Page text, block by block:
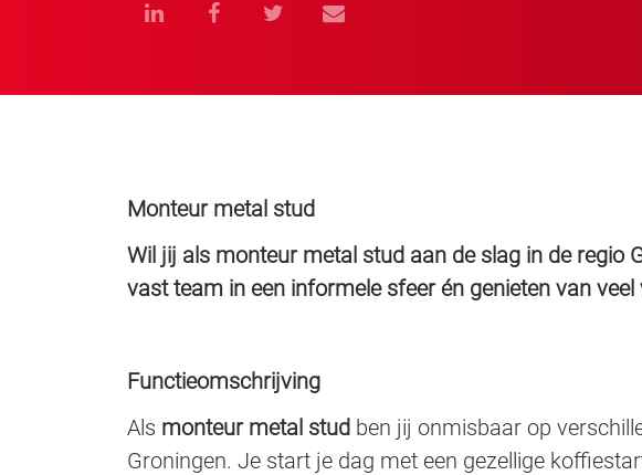
Monteur metal stud
Wil jij als monteur metal stud aan de slag in de regio
vast team in een informele sfeer én genieten van veel
Functieomschrijving
Als monteur metal stud ben jij onmisbaar op
Groningen. Je start je dag met een gezellige